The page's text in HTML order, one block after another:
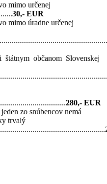
mimo určenej
30,- EUR
mimo úradne určenej
štátnym občanom Slovenskej
280,- EUR
zo snúbencov nemá
trvalý